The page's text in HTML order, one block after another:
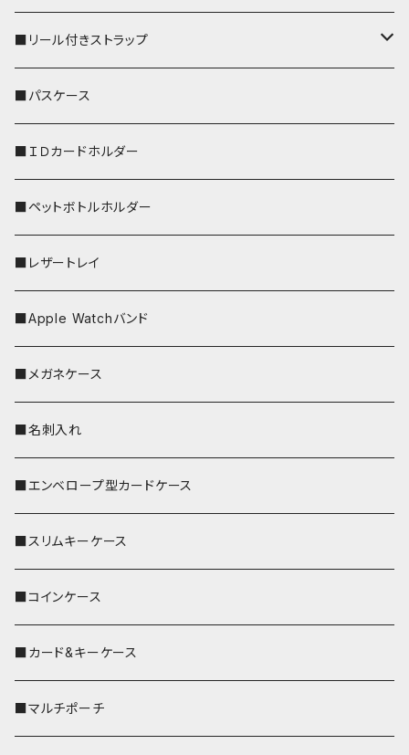
■リール付きストラップ
リールのみ
ストラップ付
■パスケース
■ＩＤカードホルダー
■ペットボトルホルダー
■レザートレイ
■Apple Watchバンド
■メガネケース
■名刺入れ
■エンベロープ型カードケース
■スリムキーケース
■コインケース
■カード&キーケース
■マルチポーチ